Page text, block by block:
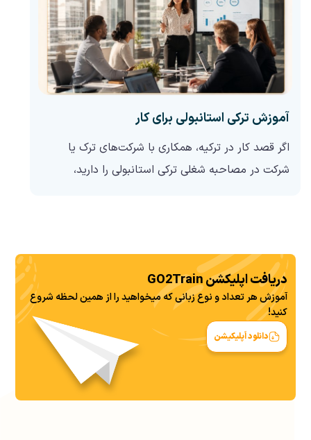
آموزش ترکی استانبولی برای کار
اگر قصد کار در ترکیه، همکاری با شرکت‌های ترک یا
شرکت در مصاحبه شغلی ترکی استانبولی را دارید،
دریافت اپلیکشن GO2Train
آموزش هر تعداد و نوع زبانی که میخواهید را از همین لحظه شروع
کنید!
دانلود اَپلیکیشن